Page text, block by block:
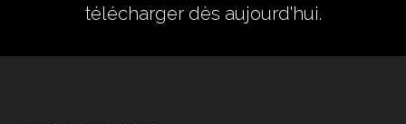
télécharger dès aujourd'hui.